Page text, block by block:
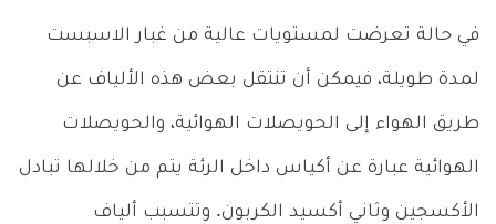
في حالة تعرضت لمستويات عالية من غبار الاسبست
لمدة طويلة، فيمكن أن تنتقل بعض هذه الألياف عن
طريق الهواء إلى الحويصلات الهوائية، والحويصلات
الهوائية عبارة عن أكياس داخل الرئة يتم من خلالها تبادل
الأكسجين وثاني أكسيد الكربون. وتتسبب ألياف